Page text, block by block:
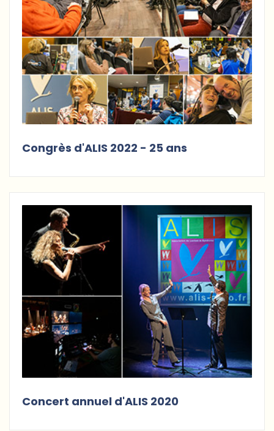
Congrès d'ALIS 2022 - 25 ans
Concert annuel d'ALIS 2020